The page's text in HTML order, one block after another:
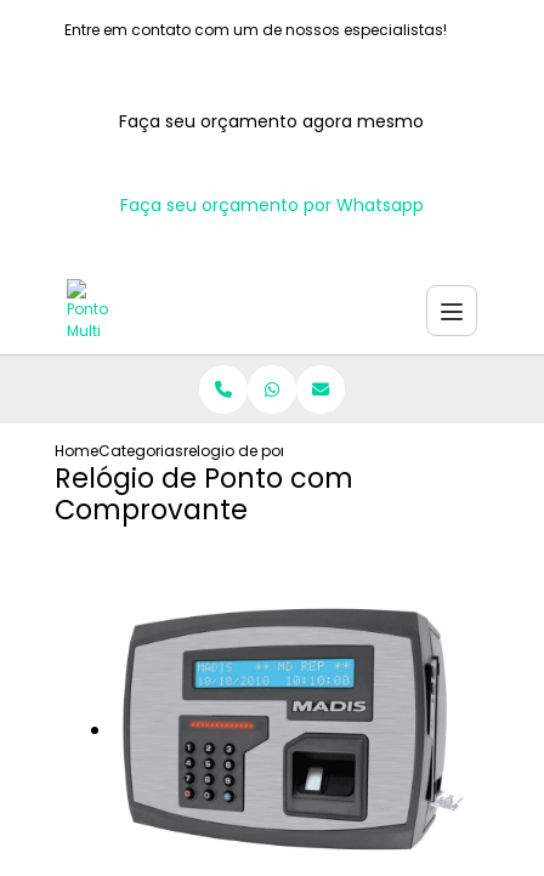
Entre em contato com um de nossos especialistas!
Faça seu orçamento agora mesmo
Faça seu orçamento por Whatsapp
HomeCategoriasrelogio de ponto com comprovante
Relógio de Ponto com
Comprovante